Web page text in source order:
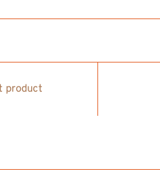
product